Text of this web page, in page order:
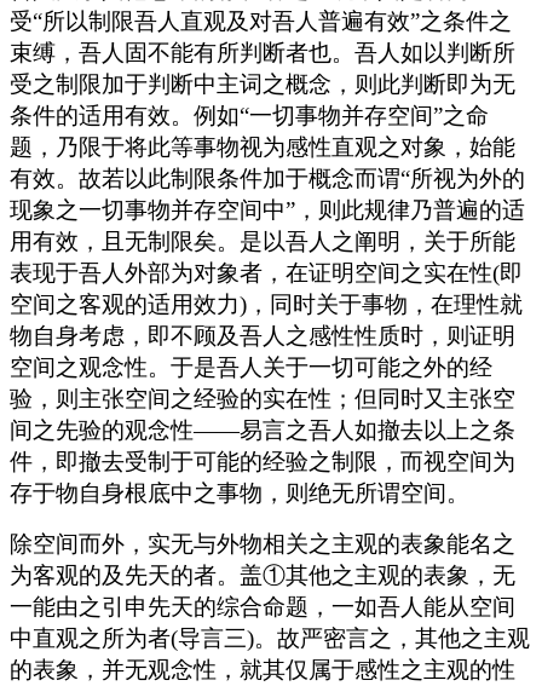
受“所以制限吾人直观及对吾人普遍有效”之条件之
束缚，吾人固不能有所判断者也。吾人如以判断所
受之制限加于判断中主词之概念，则此判断即为无
条件的适用有效。例如“一切事物并存空间”之命
题，乃限于将此等事物视为感性直观之对象，始能
有效。故若以此制限条件加于概念而谓“所视为外的
现象之一切事物并存空间中”，则此规律乃普遍的适
用有效，且无制限矣。是以吾人之阐明，关于所能
表现于吾人外部为对象者，在证明空间之实在性(即
空间之客观的适用效力)，同时关于事物，在理性就
物自身考虑，即不顾及吾人之感性性质时，则证明
空间之观念性。于是吾人关于一切可能之外的经
验，则主张空间之经验的实在性；但同时又主张空
间之先验的观念性——易言之吾人如撤去以上之条
件，即撤去受制于可能的经验之制限，而视空间为
存于物自身根底中之事物，则绝无所谓空间。
除空间而外，实无与外物相关之主观的表象能名之
为客观的及先天的者。盖①其他之主观的表象，无
一能由之引申先天的综合命题，一如吾人能从空间
中直观之所为者(导言三)。故严密言之，其他之主观
的表象，并无观念性，就其仅属于感性之主观的性